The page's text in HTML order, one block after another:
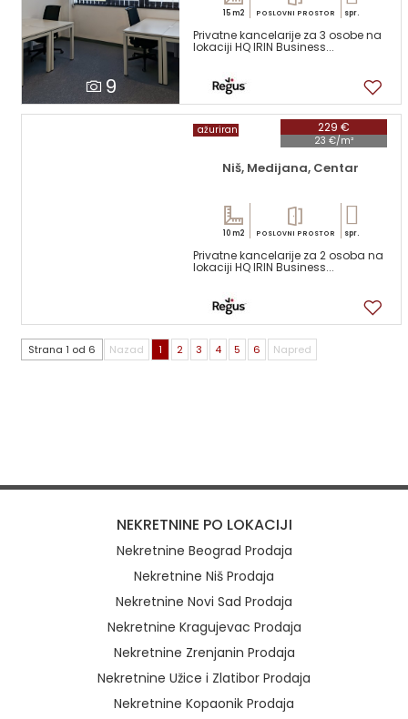
9
15 m2 POSLOVNI PROSTOR spr.
Privatne kancelarije za 3 osobe na
lokaciji HQ IRIN Business...
229 €
23 €/m²
ažuriran
Niš, Medijana, Centar
10 m2 POSLOVNI PROSTOR spr.
Privatne kancelarije za 2 osoba na
lokaciji HQ IRIN Business...
Strana 1 od 6 Nazad 1 2 3 4 5 6 Napred
NEKRETNINE PO LOKACIJI
Nekretnine Beograd Prodaja
Nekretnine Niš Prodaja
Nekretnine Novi Sad Prodaja
Nekretnine Kragujevac Prodaja
Nekretnine Zrenjanin Prodaja
Nekretnine Užice i Zlatibor Prodaja
Nekretnine Kopaonik Prodaja